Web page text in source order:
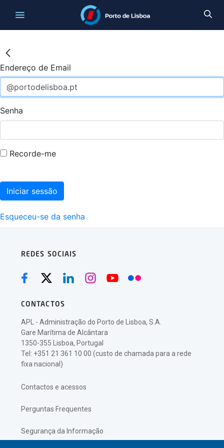
Endereço de Email
Senha
Recorde-me
Iniciar sessão
Esqueceu-se da senha
REDES SOCIAIS
CONTACTOS
APL - Administração do Porto de Lisboa, S.A.
Gare Marítima de Alcântara
1350-355 Lisboa, Portugal
Tel: +351 21 361 10 00 (custo de chamada para a rede
fixa nacional)
Contactos e acessos
Perguntas Frequentes
Segurança da Informação